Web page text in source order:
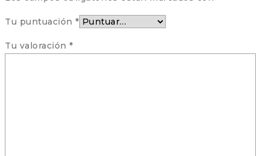
Tu puntuación *
Tu valoración *